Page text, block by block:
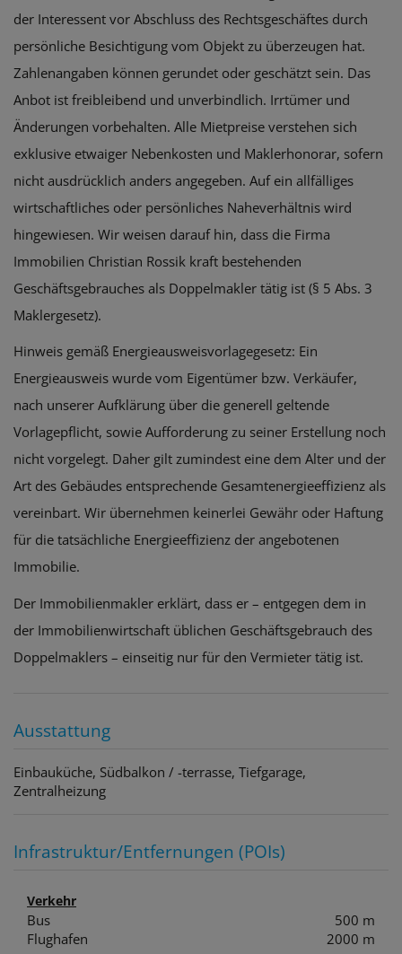
der Interessent vor Abschluss des Rechtsgeschäftes durch
persönliche Besichtigung vom Objekt zu überzeugen hat.
Zahlenangaben können gerundet oder geschätzt sein. Das
Anbot ist freibleibend und unverbindlich. Irrtümer und
Änderungen vorbehalten. Alle Mietpreise verstehen sich
exklusive etwaiger Nebenkosten und Maklerhonorar, sofern
nicht ausdrücklich anders angegeben. Auf ein allfälliges
wirtschaftliches oder persönliches Naheverhältnis wird
hingewiesen. Wir weisen darauf hin, dass die Firma
Immobilien Christian Rossik kraft bestehenden
Geschäftsgebrauches als Doppelmakler tätig ist (§ 5 Abs. 3
Maklergesetz).
Hinweis gemäß Energieausweisvorlagegesetz: Ein
Energieausweis wurde vom Eigentümer bzw. Verkäufer,
nach unserer Aufklärung über die generell geltende
Vorlagepflicht, sowie Aufforderung zu seiner Erstellung noch
nicht vorgelegt. Daher gilt zumindest eine dem Alter und der
Art des Gebäudes entsprechende Gesamtenergieeffizienz als
vereinbart. Wir übernehmen keinerlei Gewähr oder Haftung
für die tatsächliche Energieeffizienz der angebotenen
Immobilie.
Der Immobilienmakler erklärt, dass er – entgegen dem in
der Immobilienwirtschaft üblichen Geschäftsgebrauch des
Doppelmaklers – einseitig nur für den Vermieter tätig ist.
Ausstattung
Einbauküche Südbalkon / -terrasse Tiefgarage
Zentralheizung
Infrastruktur/Entfernungen (POIs)
Verkehr
Bus
500 m
Flughafen
2000 m